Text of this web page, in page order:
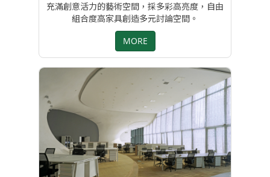
充滿創意活力的藝術空間，採多彩高亮度，自由
組合度高家具創造多元討論空間。
MORE